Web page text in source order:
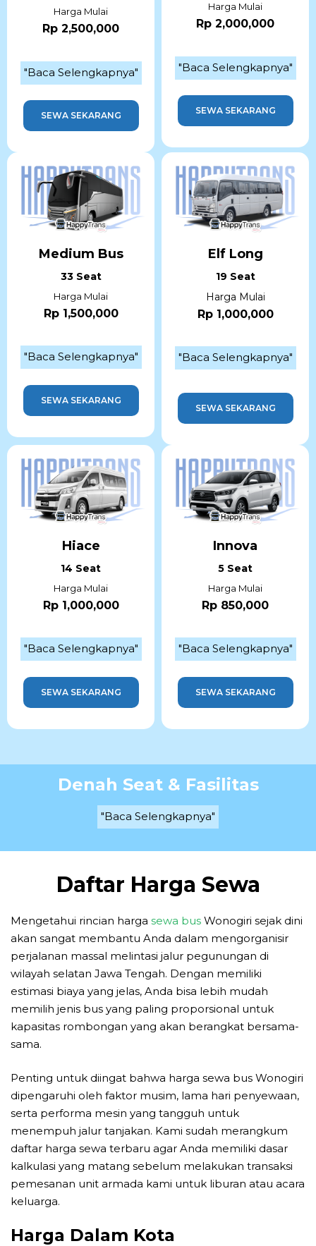
Harga Mulai
Rp 2,500,000
"Baca Selengkapnya"
SEWA SEKARANG
Harga Mulai
Rp 2,000,000
"Baca Selengkapnya"
SEWA SEKARANG
Medium Bus
33 Seat
Harga Mulai
Rp 1,500,000
"Baca Selengkapnya"
SEWA SEKARANG
Elf Long
19 Seat
Harga Mulai
Rp 1,000,000
"Baca Selengkapnya"
SEWA SEKARANG
Hiace
14 Seat
Harga Mulai
Rp 1,000,000
"Baca Selengkapnya"
SEWA SEKARANG
Innova
5 Seat
Harga Mulai
Rp 850,000
"Baca Selengkapnya"
SEWA SEKARANG
Denah Seat & Fasilitas
"Baca Selengkapnya"
Daftar Harga Sewa
Mengetahui rincian harga sewa bus Wonogiri sejak dini
akan sangat membantu Anda dalam mengorganisir
perjalanan massal melintasi jalur pegunungan di
wilayah selatan Jawa Tengah. Dengan memiliki
estimasi biaya yang jelas, Anda bisa lebih mudah
memilih jenis bus yang paling proporsional untuk
kapasitas rombongan yang akan berangkat bersama-
sama.
Penting untuk diingat bahwa harga sewa bus Wonogiri
dipengaruhi oleh faktor musim, lama hari penyewaan,
serta performa mesin yang tangguh untuk
menempuh jalur tanjakan. Kami sudah merangkum
daftar harga sewa terbaru agar Anda memiliki dasar
kalkulasi yang matang sebelum melakukan transaksi
pemesanan unit armada kami untuk liburan atau acara
keluarga.
Harga Dalam Kota